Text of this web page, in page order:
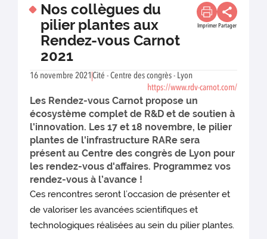
Nos collègues du
pilier plantes aux
Rendez-vous Carnot
2021
Imprimer Partager
16 novembre 2021 Cité - Centre des congrès - Lyon
https://www.rdv-carnot.com/
Les Rendez-vous Carnot propose un
écosystème complet de R&D et de soutien à
l'innovation. Les 17 et 18 novembre, le pilier
plantes de l'infrastructure RARe sera
présent au Centre des congrès de Lyon pour
les rendez-vous d'affaires. Programmez vos
rendez-vous à l’avance !
Ces rencontres seront l’occasion de présenter et
de valoriser les avancées scientifiques et
technologiques réalisées au sein du pilier plantes.